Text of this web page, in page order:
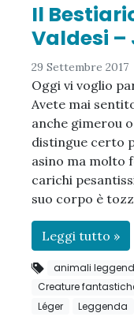
Il
Valdesi
29 Settembre 2017
Oggi vi voglio
Avete mai
anche gimerou
distingue certo
asino ma molto
carichi
suo corpo è
Leggi tutto »
animali
Creature
Léger
Leggenda